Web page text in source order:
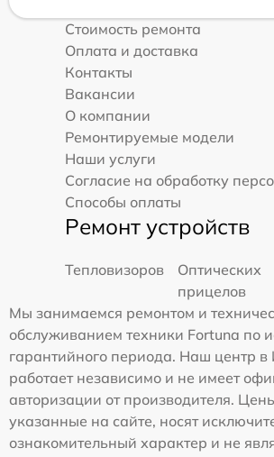
Стоимость ремонта
Оплата и доставка
Контакты
Вакансии
О компании
Ремонтируемые модели
Наши услуги
Согласие на обработку
Способы оплаты
Ремонт устройств
Тепловизоров
Оптических
прицелов
Мы занимаемся ремонтом и
обслуживанием техники Fortuna по
гарантийного периода. Наш центр в
работает независимо и не имеет
авторизации от производителя.
указанные на сайте, носят
ознакомительный характер и не